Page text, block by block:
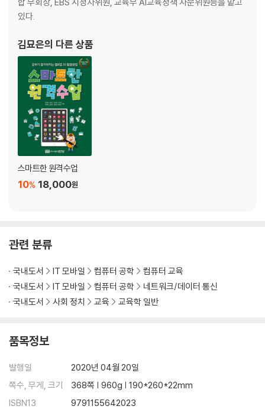
있다.
김묘은의 다른 상품
스마트한 원격수업
18,000원
10%
관련 분류
국내도서 IT 모바일 컴퓨터 공학
컴퓨터 교육
국내도서
IT 모바일 컴퓨터 공학
네트워크/데이터 통신
국내도서
사회 정치 교육 교육학 일반
품목정보
발행일
2020년 04월 20일
쪽수, 무게, 크기
368쪽 | 960g | 190*260*22mm
ISBN13
9791155642023